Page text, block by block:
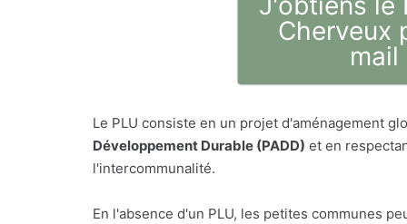
Cherveux
mail
Le PLU consiste en un projet d'aménagement
Développement Durable (PADD) et en
l'intercommunalité.
En l'absence d'un PLU, les petites communes